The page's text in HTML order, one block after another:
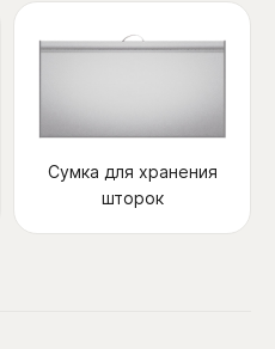
Сумка для хранения
шторок